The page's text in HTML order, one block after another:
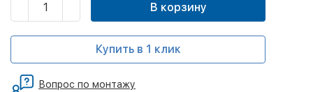
В корзину
Купить в 1 клик
Вопрос по монтажу